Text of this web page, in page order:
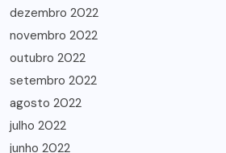
dezembro 2022
novembro 2022
outubro 2022
setembro 2022
agosto 2022
julho 2022
junho 2022